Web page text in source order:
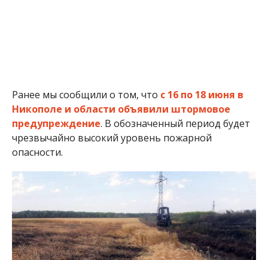
Под Покровом загорелось поле с озимой пшеницей